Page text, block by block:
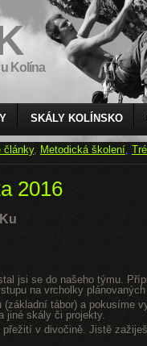
Kolína
SKÁLY KOLÍNSKO
články, Metodická školení,
2016
jsi se do našeho týmu.
na vrcholky plánovaných
tábor) a pokusíme
jiné skály či projekty.
v divočině. Jistě